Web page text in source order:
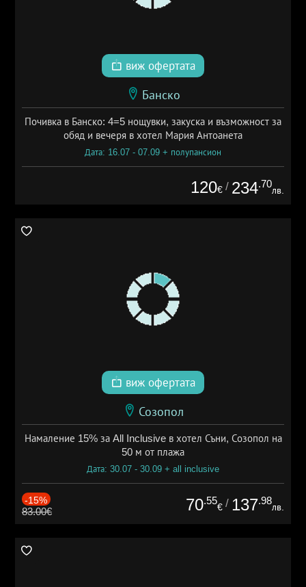
виж офертата
Банско
Почивка в Банско: 4=5 нощувки, закуска и възможност за
обяд и вечеря в хотел Мария Антоанета
Дата: 16.07 - 07.09 + полупансион
120€ / 234.70
лв.
виж офертата
Созопол
Намаление 15% за All Inclusive в хотел Съни, Созопол на
50 м от плажа
Дата: 30.07 - 30.09 + all inclusive
-15%
83.00€ 70.55
€ / 137.98
лв.